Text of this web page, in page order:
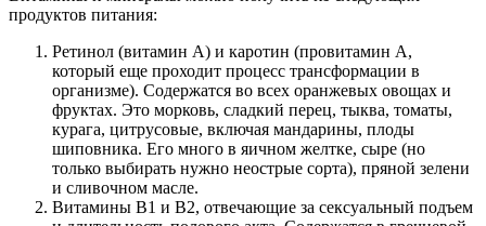
продуктов питания:
Ретинол (витамин А) и каротин (провитамин А,
который еще проходит процесс трансформации в
организме). Содержатся во всех оранжевых овощах и
фруктах. Это морковь, сладкий перец, тыква, томаты,
курага, цитрусовые, включая мандарины, плоды
шиповника. Его много в яичном желтке, сыре (но
только выбирать нужно неострые сорта), пряной зелени
и сливочном масле.
Витамины В1 и В2, отвечающие за сексуальный подъем